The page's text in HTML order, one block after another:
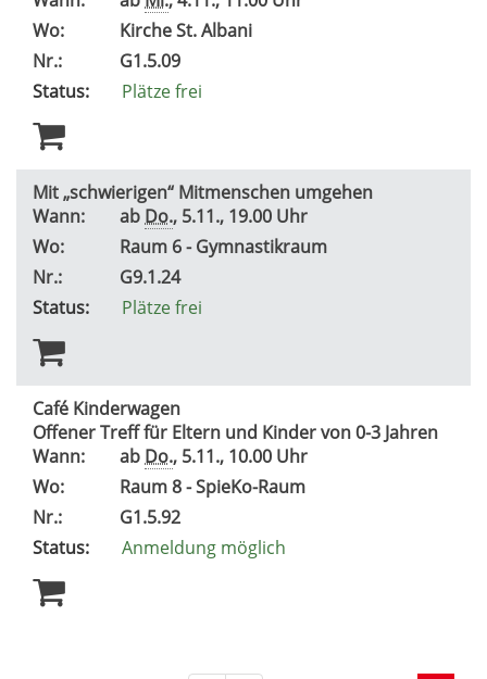
Wo:
Kirche St. Albani
Nr.:
G1.5.09
Status:
Plätze frei
Mit „schwierigen“ Mitmenschen umgehen
Wann:
ab Do., 5.11., 19.00 Uhr
Wo:
Raum 6 - Gymnastikraum
Nr.:
G9.1.24
Status:
Plätze frei
Café Kinderwagen
Offener Treff für Eltern und Kinder von 0-3 Jahren
Wann:
ab Do., 5.11., 10.00 Uhr
Wo:
Raum 8 - SpieKo-Raum
Nr.:
G1.5.92
Status:
Anmeldung möglich